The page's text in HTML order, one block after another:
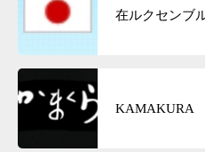
在ルクセンブ
KAMAKURA